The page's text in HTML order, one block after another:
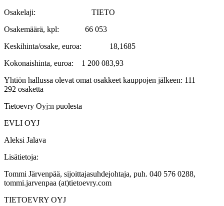
Osakelaji: TIETO
Osakemäärä, kpl: 66 053
Keskihinta/osake, euroa: 18,1685
Kokonaishinta, euroa: 1 200 083,93
Yhtiön hallussa olevat omat osakkeet kauppojen jälkeen: 111
292 osaketta
Tietoevry Oyj:n puolesta
EVLI OYJ
Aleksi Jalava
Lisätietoja:
Tommi Järvenpää, sijoittajasuhdejohtaja, puh. 040 576 0288,
tommi.jarvenpaa (at)tietoevry.com
TIETOEVRY OYJ